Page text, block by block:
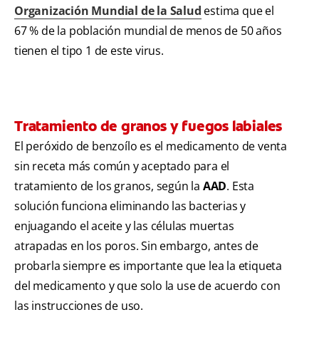
Organización Mundial de la Salud estima que el
67 % de la población mundial de menos de 50 años
tienen el tipo 1 de este virus.
Tratamiento de granos y fuegos labiales
El peróxido de benzoílo es el medicamento de venta
sin receta más común y aceptado para el
tratamiento de los granos, según la AAD. Esta
solución funciona eliminando las bacterias y
enjuagando el aceite y las células muertas
atrapadas en los poros. Sin embargo, antes de
probarla siempre es importante que lea la etiqueta
del medicamento y que solo la use de acuerdo con
las instrucciones de uso.